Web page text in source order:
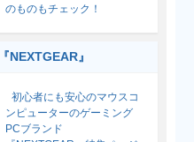
のものもチェック！
NEXTGEAR』
初心者にも安心のマウスコ
ンピューターのゲーミング
PCブランド